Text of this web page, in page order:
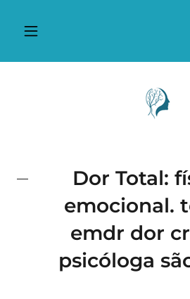
Dor Total:
emocional.
emdr dor
psicóloga